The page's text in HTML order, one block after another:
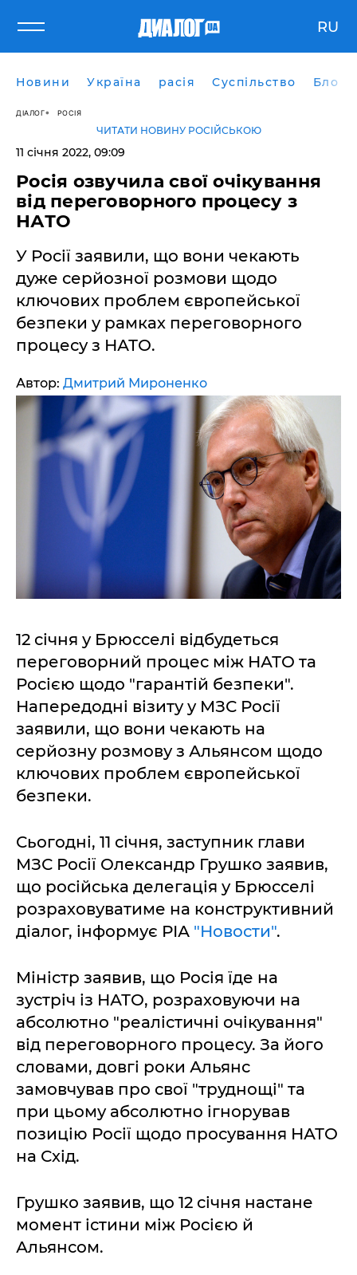
RU
Новини Україна расія Суспільство Блоги
ДІАЛОГ РОСІЯ
ЧИТАТИ НОВИНУ РОСІЙСЬКОЮ
11 січня 2022, 09:09
Росія озвучила свої очікування
від переговорного процесу з
НАТО
У Росії заявили, що вони чекають
дуже серйозної розмови щодо
ключових проблем європейської
безпеки у рамках переговорного
процесу з НАТО.
Автор: Дмитрий Мироненко
12 січня у Брюсселі відбудеться
переговорний процес між НАТО та
Росією щодо "гарантій безпеки".
Напередодні візиту у МЗС Росії
заявили, що вони чекають на
серйозну розмову з Альянсом щодо
ключових проблем європейської
безпеки.
Сьогодні, 11 січня, заступник глави
МЗС Росії Олександр Грушко заявив,
що російська делегація у Брюсселі
розраховуватиме на конструктивний
діалог, інформує РІА "Новости".
Міністр заявив, що Росія їде на
зустріч із НАТО, розраховуючи на
абсолютно "реалістичні очікування"
від переговорного процесу. За його
словами, довгі роки Альянс
замовчував про свої "труднощі" та
при цьому абсолютно ігнорував
позицію Росії щодо просування НАТО
на Схід.
Грушко заявив, що 12 січня настане
момент істини між Росією й
Альянсом.